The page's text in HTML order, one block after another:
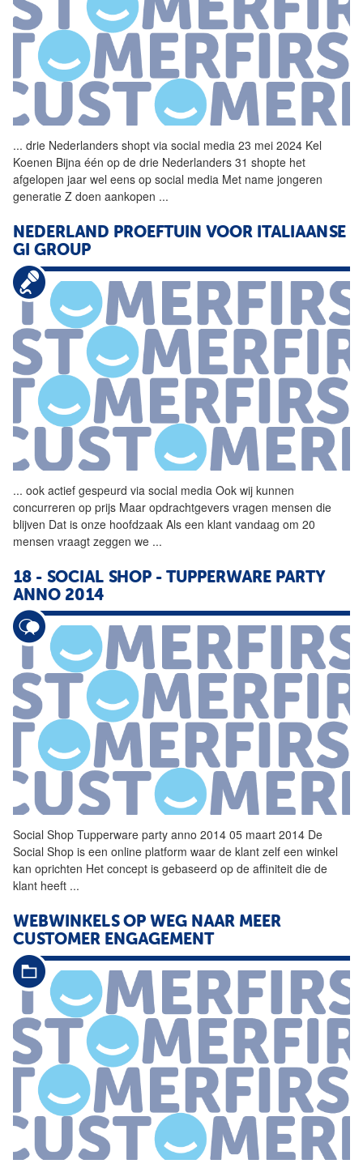
... drie Nederlanders shopt via social media 23 mei 2024 Kel
Koenen Bijna één op de drie Nederlanders 31 shopte het
afgelopen jaar wel eens op social media Met name jongeren
generatie Z doen aankopen ...
NEDERLAND PROEFTUIN VOOR ITALIAANSE
GI GROUP
... ook actief gespeurd via social media Ook wij kunnen
concurreren op prijs Maar opdrachtgevers vragen mensen die
blijven Dat is onze hoofdzaak Als een klant vandaag om 20
mensen vraagt zeggen we ...
18 - SOCIAL SHOP - TUPPERWARE PARTY
ANNO 2014
Social Shop Tupperware party anno 2014 05 maart 2014 De
Social Shop is een online platform waar de klant zelf een winkel
kan oprichten Het concept is gebaseerd op de affiniteit die de
klant heeft ...
WEBWINKELS OP WEG NAAR MEER
CUSTOMER ENGAGEMENT